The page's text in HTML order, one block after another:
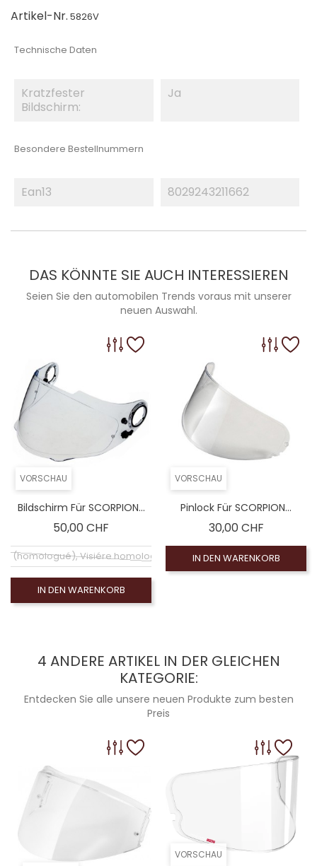
Artikel-Nr. 5826V
Technische Daten
Kratzfester
Bildschirm:
Ja
Besondere Bestellnummern
Ean13 8029243211662
DAS KÖNNTE SIE AUCH INTERESSIEREN
Seien Sie den automobilen Trends voraus mit unserer
neuen Auswahl.
VORSCHAU
Bildschirm Für SCORPION...
50,00 CHF
(homologué), Visiére homologuée (EXE-2206)
IN DEN WARENKORB
VORSCHAU
Pinlock Für SCORPION...
30,00 CHFPreis
IN DEN WARENKORB
4 ANDERE ARTIKEL IN DER GLEICHEN
KATEGORIE:
Entdecken Sie alle unsere neuen Produkte zum besten
Preis
VORSCHAU